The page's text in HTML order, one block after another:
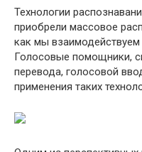
Технологии
приобрели массовое
как мы
Голосовые помощники,
перевода, голосовой
применения таких